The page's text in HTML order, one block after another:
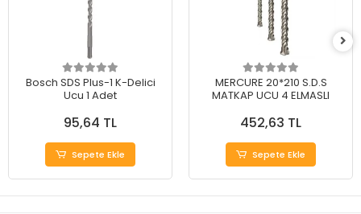
Bosch SDS Plus-1 K-Delici
Ucu 1 Adet
95,64 TL
Sepete Ekle
MERCURE 20*210 S.D.S
MATKAP UCU 4 ELMASLI
452,63 TL
Sepete Ekle